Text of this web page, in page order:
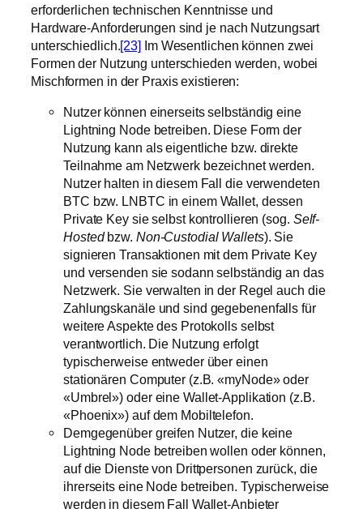
erforderlichen technischen Kenntnisse und
Hardware-Anforderungen sind je nach Nutzungsart
unterschiedlich.[23] Im Wesentlichen können zwei
Formen der Nutzung unterschieden werden, wobei
Mischformen in der Praxis existieren:
Nutzer können einerseits selbständig eine
Lightning Node betreiben. Diese Form der
Nutzung kann als eigentliche bzw. direkte
Teilnahme am Netzwerk bezeichnet werden.
Nutzer halten in diesem Fall die verwendeten
BTC bzw. LNBTC in einem Wallet, dessen
Private Key sie selbst kontrollieren (sog. Self-
Hostedbzw. Non-Custodial Wallets). Sie
signieren Transaktionen mit dem Private Key
und versenden sie sodann selbständig an das
Netzwerk. Sie verwalten in der Regel auch die
Zahlungskanäle und sind gegebenenfalls für
weitere Aspekte des Protokolls selbst
verantwortlich. Die Nutzung erfolgt
typischerweise entweder über einen
stationären Computer (z.B. «myNode» oder
«Umbrel») oder eine Wallet-Applikation (z.B.
«Phoenix») auf dem Mobiltelefon.
Demgegenüber greifen Nutzer, die keine
Lightning Node betreiben wollen oder können,
auf die Dienste von Drittpersonen zurück, die
ihrerseits eine Node betreiben. Typischerweise
werden in diesem Fall Wallet-Anbieter